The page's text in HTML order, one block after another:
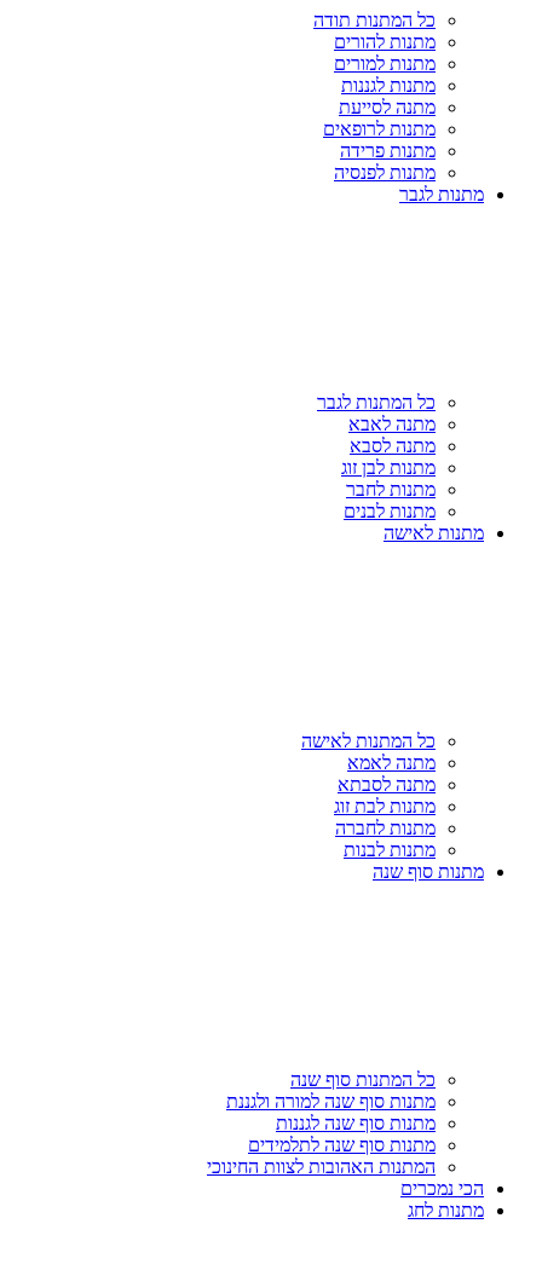
כל המתנות תודה
מתנות להורים
מתנות למורים
מתנות לגננות
מתנה לסייעת
מתנות לרופאים
מתנות פרידה
מתנות לפנסיה
מתנות לגבר
כל המתנות לגבר
מתנה לאבא
מתנה לסבא
מתנות לבן זוג
מתנות לחבר
מתנות לבנים
מתנות לאישה
כל המתנות לאישה
מתנה לאמא
מתנה לסבתא
מתנות לבת זוג
מתנות לחברה
מתנות לבנות
מתנות סוף שנה
כל המתנות סוף שנה
מתנות סוף שנה למורה ולגננת
מתנות סוף שנה לגננות
מתנות סוף שנה לתלמידים
המתנות האהובות לצוות החינוכי
הכי נמכרים
מתנות לחג